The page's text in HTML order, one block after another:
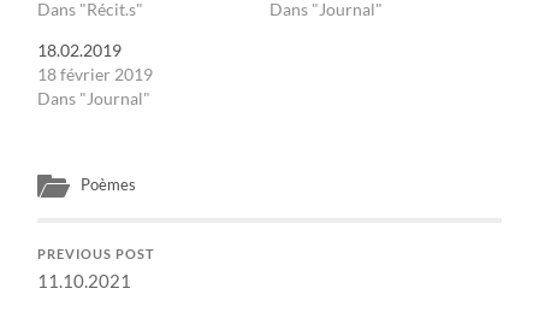
Dans "Récit.s"
Dans "Journal"
18.02.2019
18 février 2019
Dans "Journal"
Poèmes
PREVIOUS POST
11.10.2021